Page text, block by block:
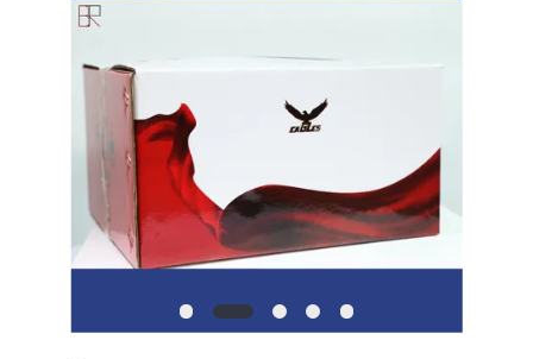
साइटमैप
PRIVACY
POLICY